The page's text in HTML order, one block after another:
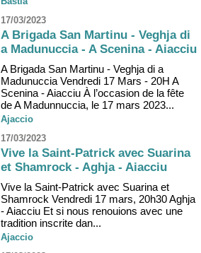
17/03/2023
A Brigada San Martinu - Veghja di
a Madunuccia - A Scenina - Aiacciu
A Brigada San Martinu - Veghja di a
Madunuccia Vendredi 17 Mars - 20H A
Scenina - Aiacciu À l’occasion de la fête
de A Madunnuccia, le 17 mars 2023...
Ajaccio
17/03/2023
Vive la Saint-Patrick avec Suarina
et Shamrock - Aghja - Aiacciu
Vive la Saint-Patrick avec Suarina et
Shamrock Vendredi 17 mars, 20h30 Aghja
- Aiacciu Et si nous renouions avec une
tradition inscrite dan...
Ajaccio